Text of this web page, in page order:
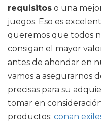
requisitos o una
juegos. Eso es
queremos que todos
consigan el mayor
antes de ahondar en
vamos a asegurarnos
precisas para su
tomar en
productos: conan